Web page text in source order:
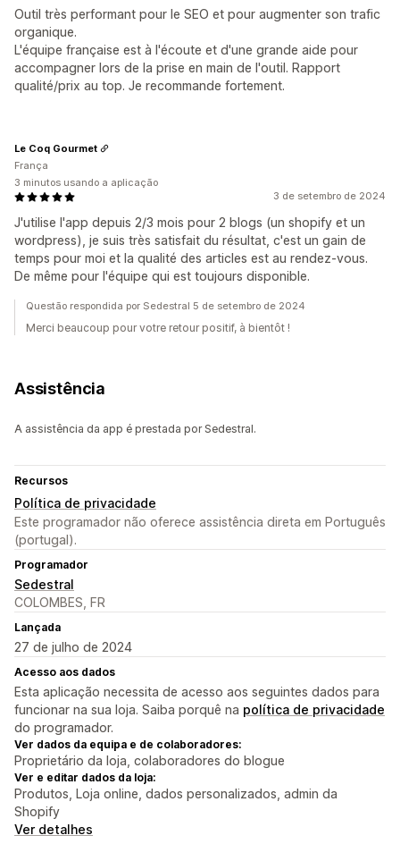
Outil très performant pour le SEO et pour augmenter son trafic
organique.
L'équipe française est à l'écoute et d'une grande aide pour
accompagner lors de la prise en main de l'outil. Rapport
qualité/prix au top. Je recommande fortement.
3 de setembro de 2024
J'utilise l'app depuis 2/3 mois pour 2 blogs (un shopify et un
wordpress), je suis très satisfait du résultat, c'est un gain de
temps pour moi et la qualité des articles est au rendez-vous.
De même pour l'équipe qui est toujours disponible.
Le Coq Gourmet
França
3 minutos usando a aplicação
Questão respondida por Sedestral 5 de setembro de 2024
Merci beaucoup pour votre retour positif, à bientôt !
Assistência
A assistência da app é prestada por Sedestral.
Recursos
Política de privacidade
Este programador não oferece assistência direta em Português
(portugal).
Programador
Sedestral
COLOMBES, FR
Lançada
27 de julho de 2024
Acesso aos dados
Esta aplicação necessita de acesso aos seguintes dados para
funcionar na sua loja. Saiba porquê na política de privacidade
do programador.
Ver dados da equipa e de colaboradores:
Proprietário da loja, colaboradores do blogue
Ver e editar dados da loja:
Produtos, Loja online, dados personalizados, admin da
Shopify
Ver detalhes